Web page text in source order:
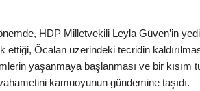
HDP Milletvekili Leyla Güven’in
ettiği, Öcalan üzerindeki tecridin
yaşanmaya başlanması ve bir kısım
kamuoyunun gündemine taşıdı.